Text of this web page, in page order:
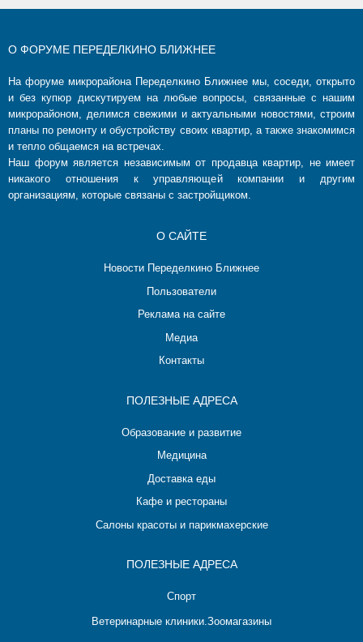
О ФОРУМЕ ПЕРЕДЕЛКИНО БЛИЖНЕЕ
На форуме микрорайона Переделкино Ближнее мы, соседи, открыто
и без купюр дискутируем на любые вопросы, связанные с нашим
микрорайоном, делимся свежими и актуальными новостями, строим
планы по ремонту и обустройству своих квартир, а также знакомимся
и тепло общаемся на встречах.
Наш форум является независимым от продавца квартир, не имеет
никакого отношения к управляющей компании и другим
организациям, которые связаны с застройщиком.
О САЙТЕ
Новости Переделкино Ближнее
Пользователи
Реклама на сайте
Медиа
Контакты
ПОЛЕЗНЫЕ АДРЕСА
Образование и развитие
Медицина
Доставка еды
Кафе и рестораны
Салоны красоты и парикмахерские
ПОЛЕЗНЫЕ АДРЕСА
Спорт
Ветеринарные клиники.Зоомагазины